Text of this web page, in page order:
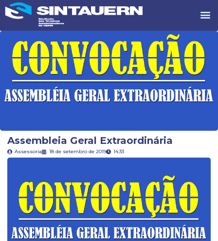
Assembleia Geral Extraordinária
Assessoria 18 de setembro de 2019 14:33